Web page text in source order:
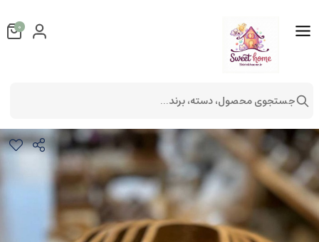
0
جستجوی محصول، دسته، برند...